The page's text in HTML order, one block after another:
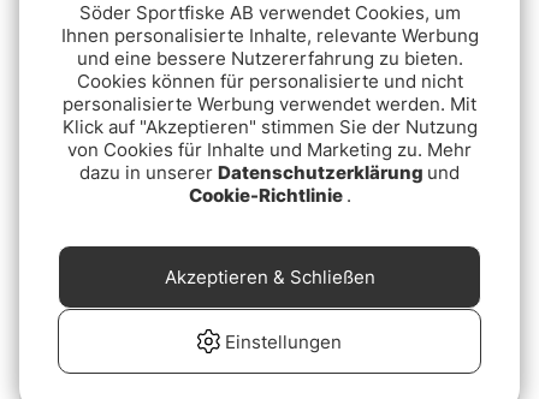
Guideline Aeon -
Black/Silver
ab €599.99
Guideline Fario LW Spool
- Chrome/Bronze
ab €200
Söder Sportfiske AB verwendet Cookies, um
Ihnen personalisierte Inhalte, relevante Werbung
und eine bessere Nutzererfahrung zu bieten.
Cookies können für personalisierte und nicht
personalisierte Werbung verwendet werden. Mit
Klick auf "Akzeptieren" stimmen Sie der Nutzung
von Cookies für Inhalte und Marketing zu. Mehr
dazu in unserer Datenschutzerklärung und
Cookie-Richtlinie .
Einstellungen
Akzeptieren & Schließen